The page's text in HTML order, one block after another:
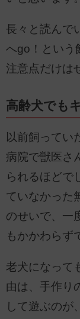
長々と読んで
へgo！という
注意点だけは
高齢犬でも
以前飼ってい
病院で獣医さ
られるほどで
ていなかった
のせいで、一
もかかわらず
老犬になって
由は、手作り
して遊ぶのが